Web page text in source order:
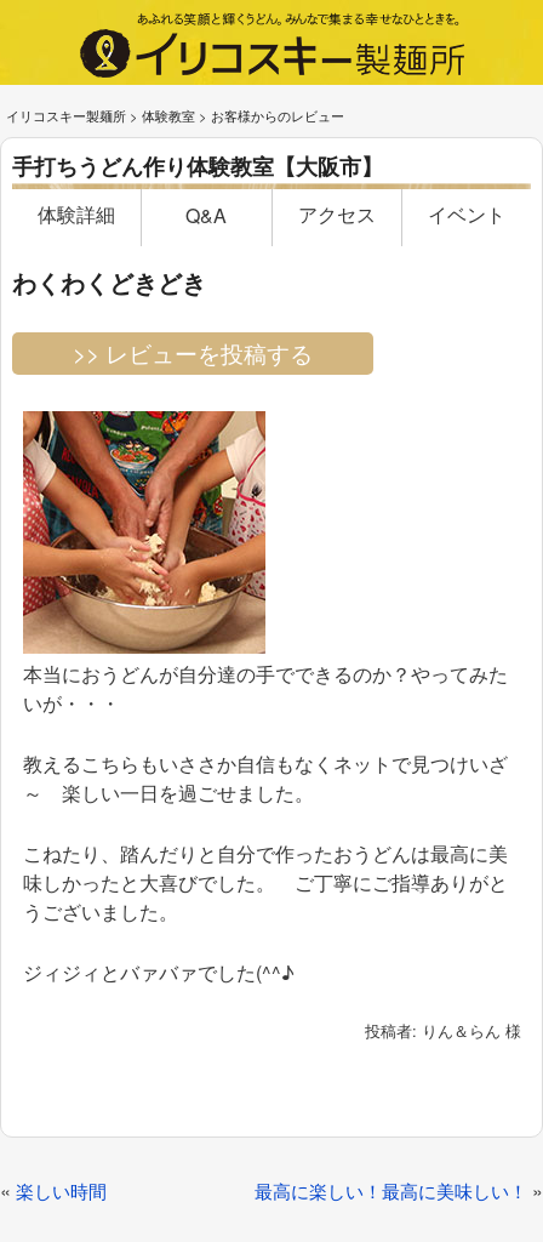
イリコスキー製麺所 > 体験教室 > お客様からのレビュー
手打ちうどん作り体験教室【大阪市】
体験詳細 Q&A アクセス イベント
わくわくどきどき
>> レビューを投稿する
本当におうどんが自分達の手でできるのか？やってみた
いが・・・
教えるこちらもいささか自信もなくネットで見つけいざ
～ 楽しい一日を過ごせました。
こねたり、踏んだりと自分で作ったおうどんは最高に美
味しかったと大喜びでした。 ご丁寧にご指導ありがと
うございました。
ジィジィとバァバァでした(^^♪
投稿者: りん＆らん 様
投
« 楽しい時間 最高に楽しい！最高に美味しい！ »